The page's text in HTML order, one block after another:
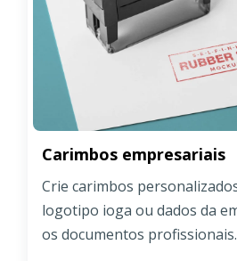
Carimbos empresariais
Crie carimbos
logotipo ioga ou dados da
os documentos profissionais.